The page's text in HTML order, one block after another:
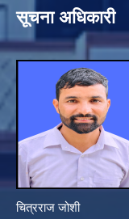
सूचना अधिकारी
चित्रराज जोशी